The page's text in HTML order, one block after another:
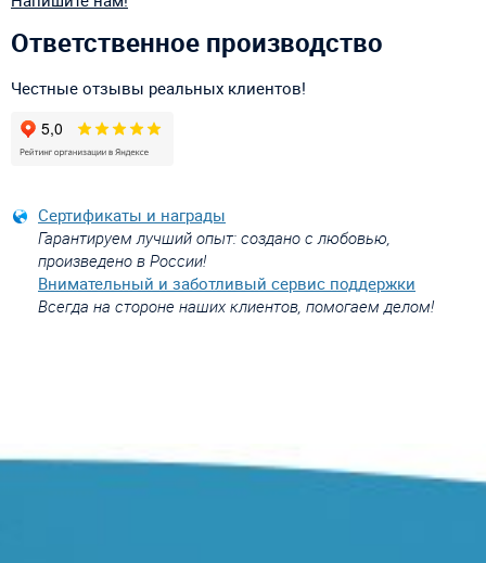
Ответственное производство
Честные отзывы реальных клиентов!
Сертификаты и награды
Гарантируем лучший опыт: создано с любовью,
произведено в России!
Внимательный и заботливый сервис поддержки
Всегда на стороне наших клиентов, помогаем делом!